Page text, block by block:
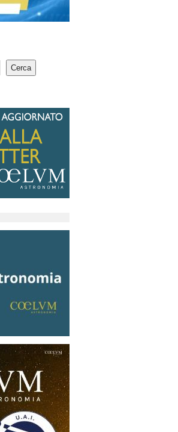
Cerca